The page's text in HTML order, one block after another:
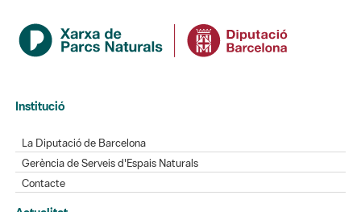
Institució
La Diputació de Barcelona
Gerència de Serveis d'Espais Naturals
Contacte